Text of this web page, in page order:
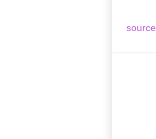
source